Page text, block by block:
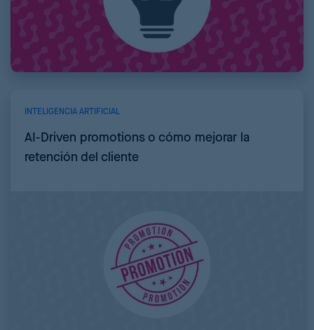
INTELIGENCIA ARTIFICIAL
AI-Driven promotions o cómo mejorar la
retención del cliente